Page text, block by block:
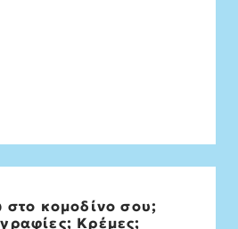
στο κομοδίνο σου;
Κρέμες;
ξύλινο σελιδοδείκτη,
ένα μενταγιόν με